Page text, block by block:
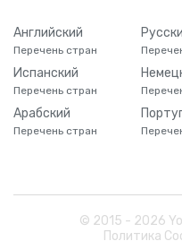
Английский
Перечень стран
Испанский
Перечень стран
Арабский
Перечень стран
© 2015 - 2026
Политика